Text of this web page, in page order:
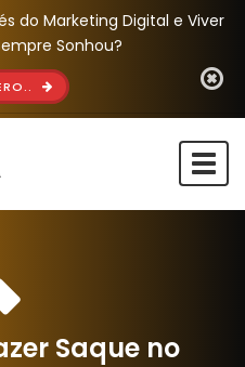
do Marketing Digital e Viver
Sonhou?
Saque no